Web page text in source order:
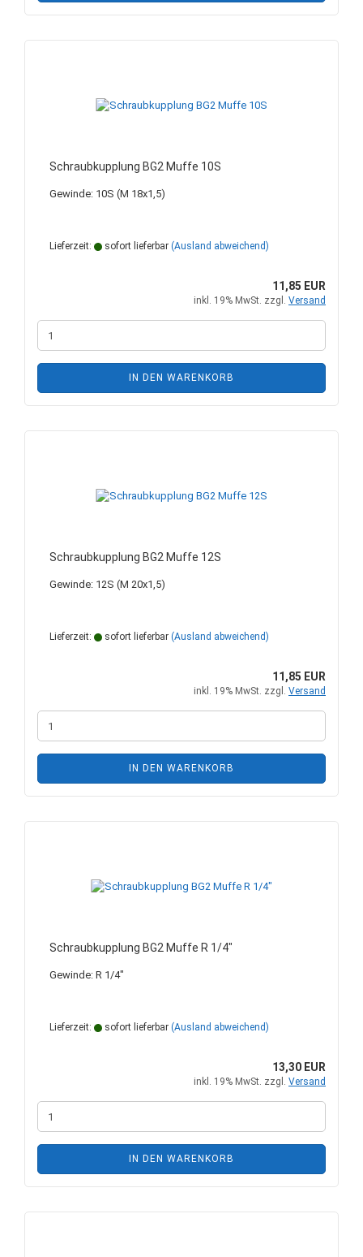
Schraubkupplung BG2 Muffe 10S
Gewinde: 10S (M 18x1,5)
Lieferzeit: sofort lieferbar (Ausland abweichend)
11,85 EUR
inkl. 19% MwSt. zzgl. Versand
IN DEN WARENKORB
Schraubkupplung BG2 Muffe 12S
Gewinde: 12S (M 20x1,5)
Lieferzeit: sofort lieferbar (Ausland abweichend)
11,85 EUR
inkl. 19% MwSt. zzgl. Versand
IN DEN WARENKORB
Schraubkupplung BG2 Muffe R 1/4"
Gewinde: R 1/4"
Lieferzeit: sofort lieferbar (Ausland abweichend)
13,30 EUR
inkl. 19% MwSt. zzgl. Versand
IN DEN WARENKORB